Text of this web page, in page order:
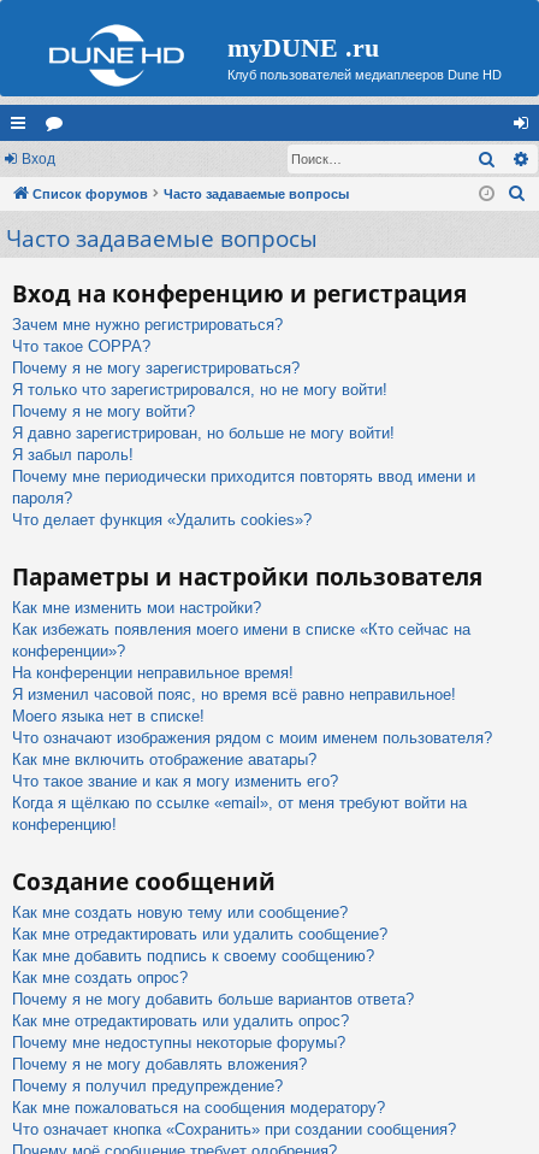
myDUNE .ru
Клуб пользователей медиаплееров Dune HD
с
ы
лк
ор
ум
хо
д
Вход
Список форумов Часто задаваемые вопросы
Часто задаваемые вопросы
Вход на конференцию и регистрация
Зачем мне нужно регистрироваться?
Что такое COPPA?
Почему я не могу зарегистрироваться?
Я только что зарегистрировался, но не могу войти!
Почему я не могу войти?
Я давно зарегистрирован, но больше не могу войти!
Я забыл пароль!
Почему мне периодически приходится повторять ввод имени и
пароля?
Что делает функция «Удалить cookies»?
Параметры и настройки пользователя
Как мне изменить мои настройки?
Как избежать появления моего имени в списке «Кто сейчас на
конференции»?
На конференции неправильное время!
Я изменил часовой пояс, но время всё равно неправильное!
Моего языка нет в списке!
Что означают изображения рядом с моим именем пользователя?
Как мне включить отображение аватары?
Что такое звание и как я могу изменить его?
Когда я щёлкаю по ссылке «email», от меня требуют войти на
конференцию!
Создание сообщений
Как мне создать новую тему или сообщение?
Как мне отредактировать или удалить сообщение?
Как мне добавить подпись к своему сообщению?
Как мне создать опрос?
Почему я не могу добавить больше вариантов ответа?
Как мне отредактировать или удалить опрос?
Почему мне недоступны некоторые форумы?
Почему я не могу добавлять вложения?
Почему я получил предупреждение?
Как мне пожаловаться на сообщения модератору?
Что означает кнопка «Сохранить» при создании сообщения?